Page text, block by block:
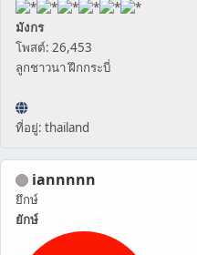
มังกร
โพสต์: 26,453
ลูกชาวนา ฝึกกระบี่
ที่อยู่: thailand
iannnnn
ยึกษ์
ยักษ์